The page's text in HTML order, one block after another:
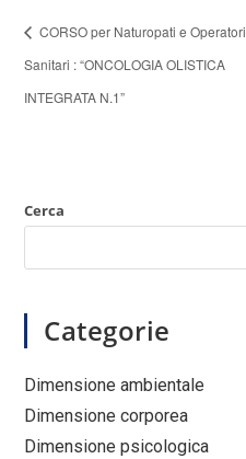
CORSO per Naturopati e Operatori
Sanitari : “ONCOLOGIA OLISTICA
INTEGRATA N.1”
Cerca
Categorie
Dimensione ambientale
Dimensione corporea
Dimensione psicologica